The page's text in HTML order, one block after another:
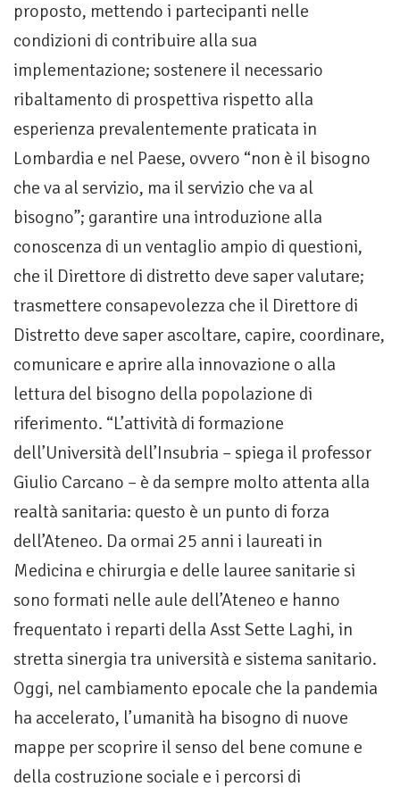
proposto, mettendo i partecipanti nelle
condizioni di contribuire alla sua
implementazione; sostenere il necessario
ribaltamento di prospettiva rispetto alla
esperienza prevalentemente praticata in
Lombardia e nel Paese, ovvero “non è il bisogno
che va al servizio, ma il servizio che va al
bisogno”; garantire una introduzione alla
conoscenza di un ventaglio ampio di questioni,
che il Direttore di distretto deve saper valutare;
trasmettere consapevolezza che il Direttore di
Distretto deve saper ascoltare, capire, coordinare,
comunicare e aprire alla innovazione o alla
lettura del bisogno della popolazione di
riferimento. “L’attività di formazione
dell’Università dell’Insubria – spiega il professor
Giulio Carcano – è da sempre molto attenta alla
realtà sanitaria: questo è un punto di forza
dell’Ateneo. Da ormai 25 anni i laureati in
Medicina e chirurgia e delle lauree sanitarie si
sono formati nelle aule dell’Ateneo e hanno
frequentato i reparti della Asst Sette Laghi, in
stretta sinergia tra università e sistema sanitario.
Oggi, nel cambiamento epocale che la pandemia
ha accelerato, l’umanità ha bisogno di nuove
mappe per scoprire il senso del bene comune e
della costruzione sociale e i percorsi di